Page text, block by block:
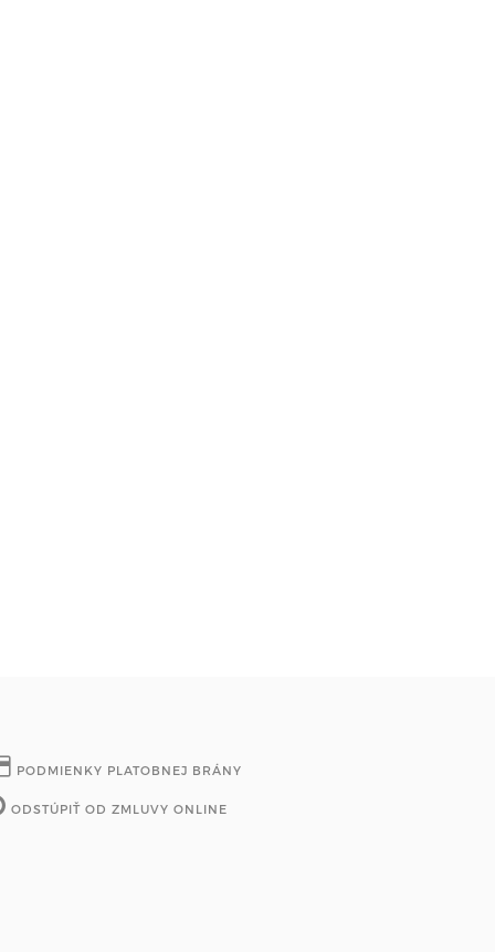
PODMIENKY PLATOBNEJ BRÁNY
ODSTÚPIŤ OD ZMLUVY ONLINE